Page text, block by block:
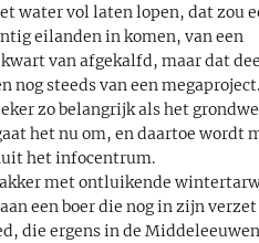
water vol laten lopen, dat zou
eilanden in komen, van een
van afgekalfd, maar dat
nog steeds van een megaproject.
zo belangrijk als het
het nu om, en daartoe wordt
het infocentrum.
met ontluikende
een boer die nog in zijn verzet
die ergens in de Middeleeuwen